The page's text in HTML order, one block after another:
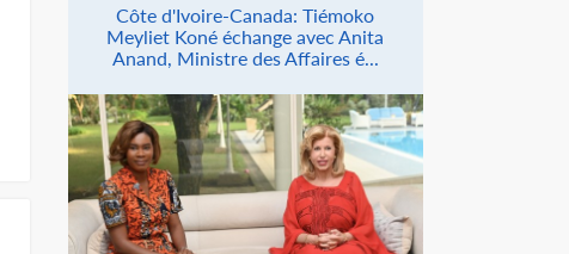
Côte d'Ivoire-Canada: Tiémoko
Meyliet Koné échange avec Anita
Anand, Ministre des Affaires é...